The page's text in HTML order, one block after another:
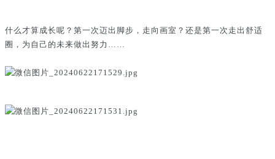
什么才算成长呢？第一次迈出脚步，走向画室？还是第一次走出舒适
圈，为自己的未来做出努力……